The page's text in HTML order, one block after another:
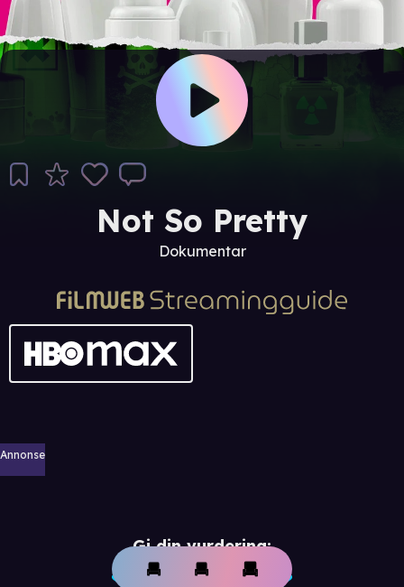
Not So Pretty
Dokumentar
Annonse
Gi din vurdering: